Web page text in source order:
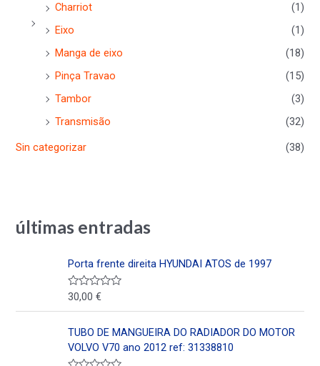
Charriot
(1)
Eixo
(1)
Manga de eixo
(18)
Pinça Travao
(15)
Tambor
(3)
Transmisão
(32)
Sin categorizar
(38)
últimas entradas
Porta frente direita HYUNDAI ATOS de 1997
V
o
r
a
30,00€
TUBO DE MANGUEIRA DO RADIADOR DO MOTOR
VOLVO V70 ano 2012 ref: 31338810